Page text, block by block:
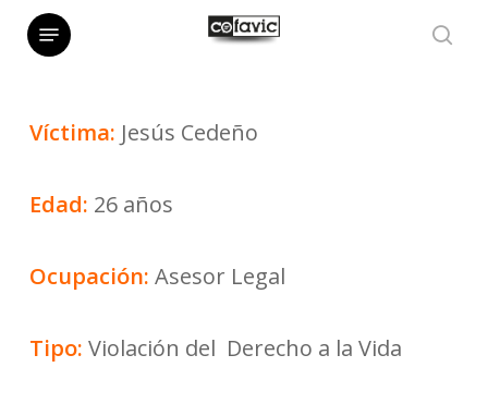
Skip
content
Menu
Víctima: Jesús Cedeño
Edad: 26 años
Ocupación: Asesor Legal
Tipo: Violación del Derecho a la Vida